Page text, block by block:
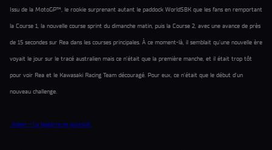
Issu de la MotoGP™, le rookie surprenant autant le paddock WorldSBK que les fans en remportant
la Course 1, la nouvelle course sprint du dimanche matin, puis la Course 2, avec une avance de près
de 15 secondes sur Rea dans les courses principales. À ce moment-là, il semblait qu’une nouvelle ère
voyait le jour sur le tracé australien mais ce n’était que la première manche, et il était trop tôt
pour voir Rea et le Kawasaki Racing Team découragé. Pour eux, ce n’était que le début d’un
nouveau challenge.
Assen – La bagarre se poursuit.